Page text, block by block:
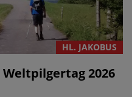
HL. JAKOBUS
2026